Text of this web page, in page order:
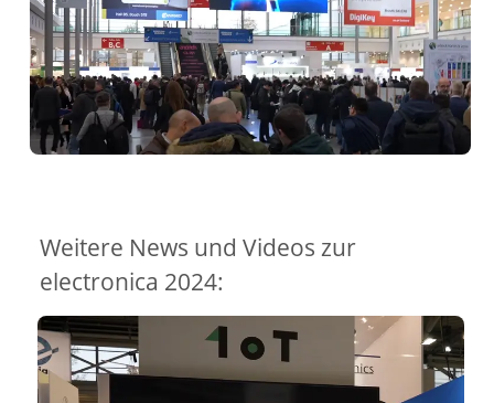
Weitere News und Videos zur
electronica 2024: